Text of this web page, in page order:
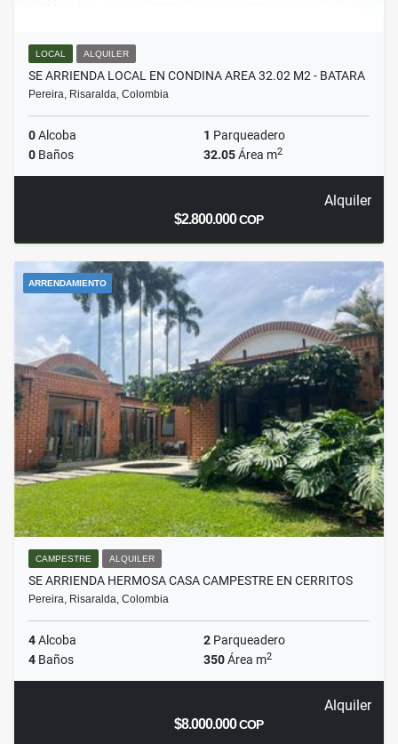
LOCAL ALQUILER
SE ARRIENDA LOCAL EN CONDINA AREA 32.02 M2 - BATARA
Pereira, Risaralda, Colombia
0Alcoba 1 Parqueadero
0 Baños 32.05Área m2
Alquiler
$2.800.000COP
ARRENDAMIENTO
CAMPESTRE ALQUILER
SE ARRIENDA HERMOSA CASA CAMPESTRE EN CERRITOS
Pereira, Risaralda, Colombia
4Alcoba 2 Parqueadero
4 Baños 350Área m2
Alquiler
$8.000.000COP